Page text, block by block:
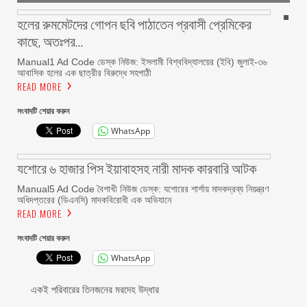
হলের রুমমেটদের গোপন ছবি পাঠাতেন প্রবাসী প্রেমিকের
কাছে, অতঃপর…
Manual1 Ad Code ডেস্ক নিউজ: ইসলামী বিশ্ববিদ্যালয়ের (ইবি) জুলাই-৩৬
আবাসিক হলের এক ছাত্রীর বিরুদ্ধে সহপাঠী
READ MORE
সংবাদটি শেয়ার করুন
WhatsApp
যশোরে ৬ হাজার পিস ইয়াবাহসহ নারী মাদক কারবারি আটক
Manual5 Ad Code বৈশাখী নিউজ ডেস্ক: যশোরের শার্শায় মাদকদ্রব্য নিয়ন্ত্রণ
অধিদপ্তরের (ডিএনসি) মাদকবিরোধী এক অভিযানে
READ MORE
সংবাদটি শেয়ার করুন
WhatsApp
একই পরিবারের তিনজনের মরদেহ উদ্ধার